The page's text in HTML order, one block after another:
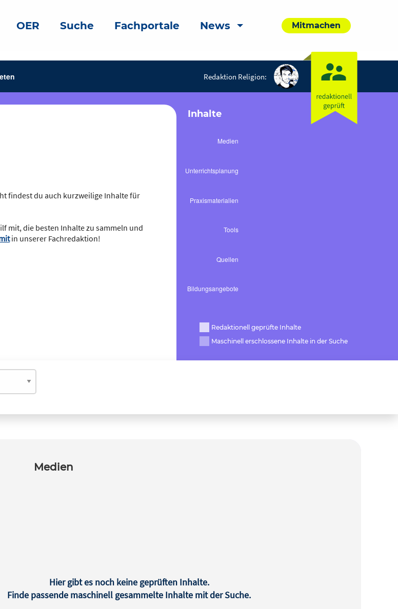
OER Suche Fachportale News Mitmachen
Redaktion Religion:
findest du auch kurzweilige Inhalte für
mit, die besten Inhalte zu sammeln und
in unserer Fachredaktion!
Inhalte
Redaktionell geprüfte Inhalte
Maschinell erschlossene Inhalte in der Suche
Medien
Hier gibt es noch keine geprüften Inhalte.
Finde passende maschinell gesammelte Inhalte mit der Suche.